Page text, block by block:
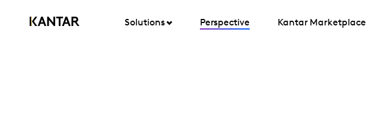
Solutions Perspective Kantar Marketplace